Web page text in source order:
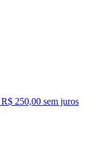
R$ 250,00 sem juros